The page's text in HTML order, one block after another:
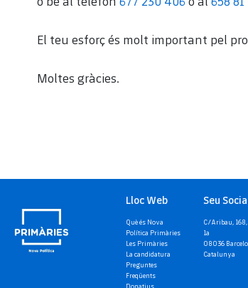
El teu esforç és molt important pel
Moltes gràcies.
Lloc Web
Què és Nova
Política Primàries
Les Primàries
La candidatura
Preguntes
Freqüents
Donatius
Seu
C/Aribau, 168,
1a
08036
Catalunya